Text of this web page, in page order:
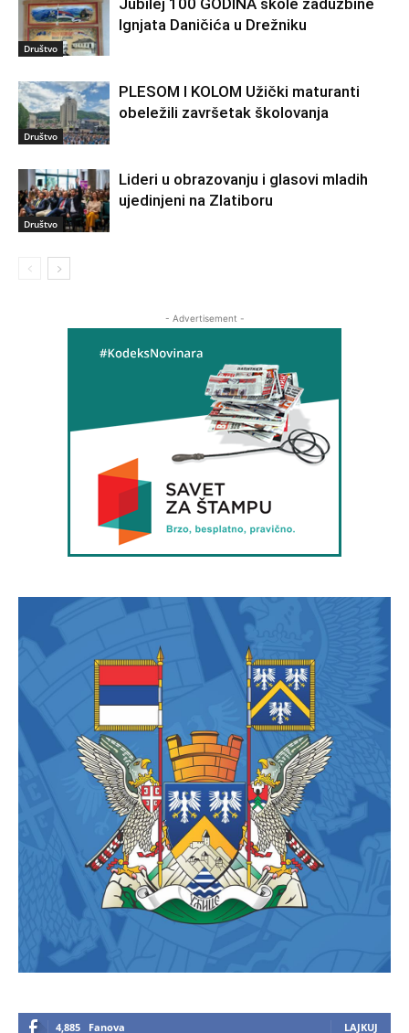
Društvo
Ignjata Daničića u Drežniku
Društvo
PLESOM I KOLOM Užički maturanti
obeležili završetak školovanja
Društvo
Lideri u obrazovanju i glasovi mladih
ujedinjeni na Zlatiboru
- Advertisement -
4,885 Fanova LAJKUJ